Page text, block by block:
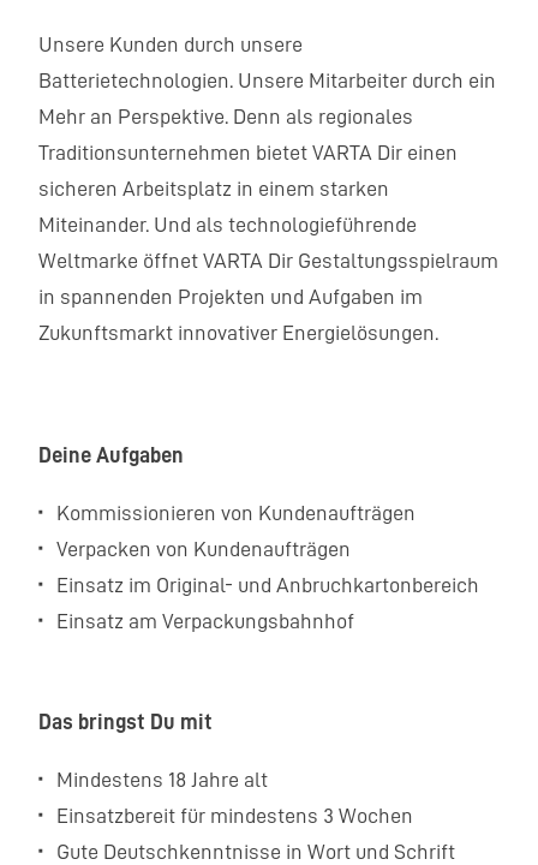
Unsere Kunden durch unsere
Batterietechnologien. Unsere Mitarbeiter durch ein
Mehr an Perspektive. Denn als regionales
Traditionsunternehmen bietet VARTA Dir einen
sicheren Arbeitsplatz in einem starken
Miteinander. Und als technologieführende
Weltmarke öffnet VARTA Dir Gestaltungsspielraum
in spannenden Projekten und Aufgaben im
Zukunftsmarkt innovativer Energielösungen.
Deine Aufgaben
Kommissionieren von Kundenaufträgen
Verpacken von Kundenaufträgen
Einsatz im Original- und Anbruchkartonbereich
Einsatz am Verpackungsbahnhof
Das bringst Du mit
Mindestens 18 Jahre alt
Einsatzbereit für mindestens 3 Wochen
Gute Deutschkenntnisse in Wort und Schrift